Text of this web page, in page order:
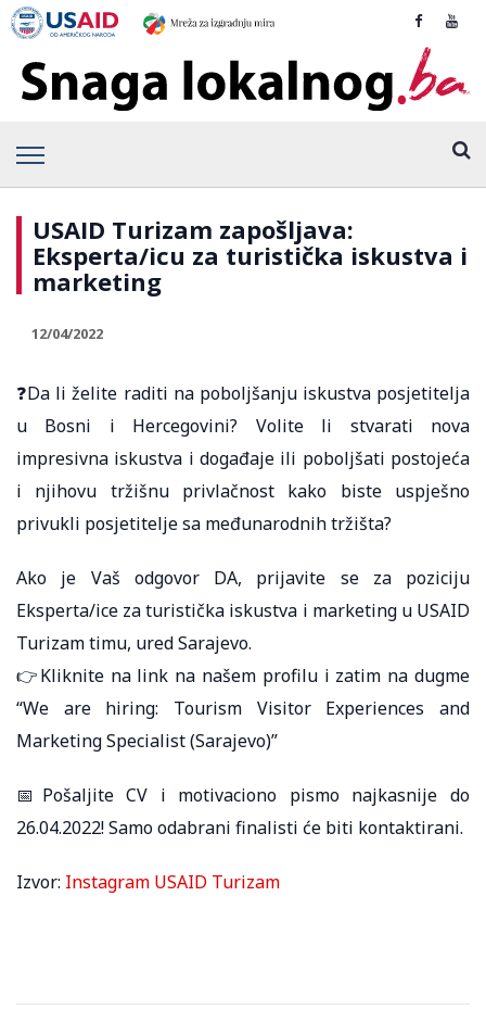
USAID Turizam zapošljava:
Eksperta/icu za turistička iskustva i
marketing
12/04/2022
❓Da li želite raditi na poboljšanju iskustva posjetitelja
u Bosni i Hercegovini? Volite li stvarati nova
impresivna iskustva i događaje ili poboljšati postojeća
i njihovu tržišnu privlačnost kako biste uspješno
privukli posjetitelje sa međunarodnih tržišta?
Ako je Vaš odgovor DA, prijavite se za poziciju
Eksperta/ice za turistička iskustva i marketing u USAID
Turizam timu, ured Sarajevo.
👉Kliknite na link na našem profilu i zatim na dugme
“We are hiring: Tourism Visitor Experiences and
Marketing Specialist (Sarajevo)”
📅Pošaljite CV i motivaciono pismo najkasnije do
26.04.2022! Samo odabrani finalisti će biti kontaktirani.
Izvor: Instagram USAID Turizam